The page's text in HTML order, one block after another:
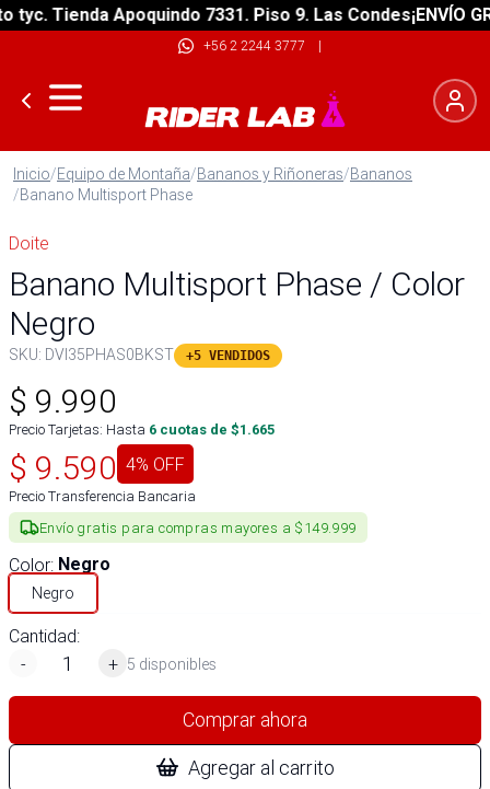
Tienda Apoquindo 7331. Piso 9. Las Condes¡ENVÍO
+56 2 2244 3777 |
Inicio/Equipo de Montaña/Bananos y Riñoneras/Bananos
/Banano Multisport Phase
Doite
Banano Multisport Phase / Color
Negro
SKU: DVI35PHAS0BKST +5 VENDIDOS
$ 9.990
Precio Tarjetas: Hasta 6 cuotas de $1.665
$ 9.590 4% OFF
Precio Transferencia Bancaria
Envío gratis para compras mayores a $149.999
Color: Negro
Negro
Cantidad:
-
+ 5 disponibles
Comprar ahora
Agregar al carrito